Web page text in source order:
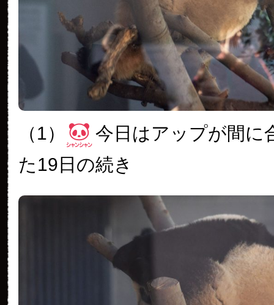
（1）
今日はアップが間に
た19日の続き